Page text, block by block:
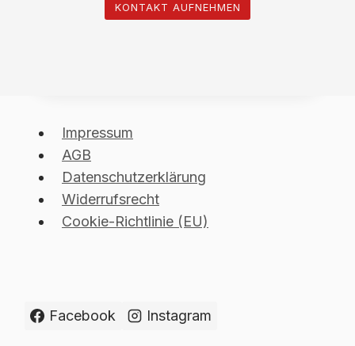
KONTAKT AUFNEHMEN
Impressum
AGB
Datenschutzerklärung
Widerrufsrecht
Cookie-Richtlinie (EU)
Facebook Instagram